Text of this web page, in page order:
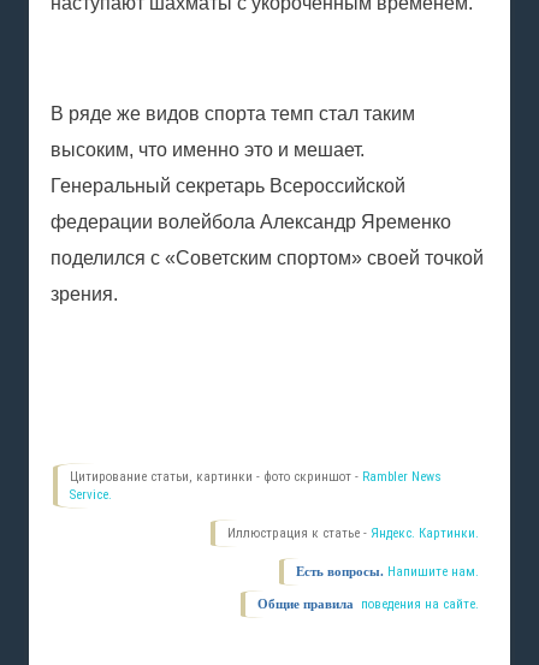
В ряде же видов спорта темп стал таким
высоким, что именно это и мешает.
Генеральный секретарь Всероссийской
федерации волейбола Александр Яременко
поделился с «Советским спортом» своей точкой
зрения.
Цитирование статьи, картинки - фото скриншот - Rambler News
Service.
Иллюстрация к статье - Яндекс. Картинки.
Есть вопросы. Напишите нам.
Общие правила поведения на сайте.